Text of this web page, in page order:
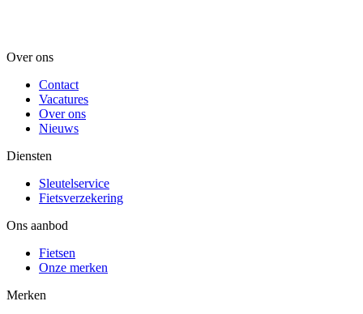
Over ons
Contact
Vacatures
Over ons
Nieuws
Diensten
Sleutelservice
Fietsverzekering
Ons aanbod
Fietsen
Onze merken
Merken